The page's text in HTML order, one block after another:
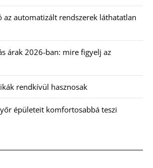
az automatizált rendszerek láthatatlan
árak 2026-ban: mire figyelj az
rendkívül hasznosak
épületeit komfortosabbá teszi